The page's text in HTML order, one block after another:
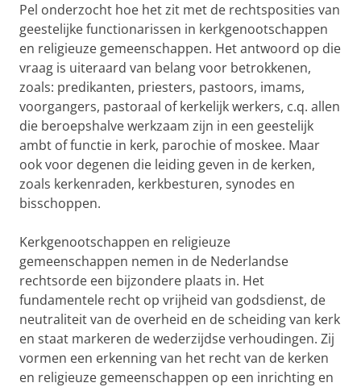
Pel onderzocht hoe het zit met de rechtsposities van
geestelijke functionarissen in kerkgenootschappen
en religieuze gemeenschappen. Het antwoord op die
vraag is uiteraard van belang voor betrokkenen,
zoals: predikanten, priesters, pastoors, imams,
voorgangers, pastoraal of kerkelijk werkers, c.q. allen
die beroepshalve werkzaam zijn in een geestelijk
ambt of functie in kerk, parochie of moskee. Maar
ook voor degenen die leiding geven in de kerken,
zoals kerkenraden, kerkbesturen, synodes en
bisschoppen.
Kerkgenootschappen en religieuze
gemeenschappen nemen in de Nederlandse
rechtsorde een bijzondere plaats in. Het
fundamentele recht op vrijheid van godsdienst, de
neutraliteit van de overheid en de scheiding van kerk
en staat markeren de wederzijdse verhoudingen. Zij
vormen een erkenning van het recht van de kerken
en religieuze gemeenschappen op een inrichting en